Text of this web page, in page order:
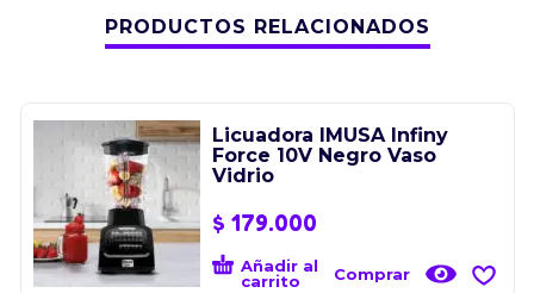
PRODUCTOS RELACIONADOS
Licuadora IMUSA Infiny
Force 10V Negro Vaso
Vidrio
$ 179.000
Añadir al
carrito
Comprar